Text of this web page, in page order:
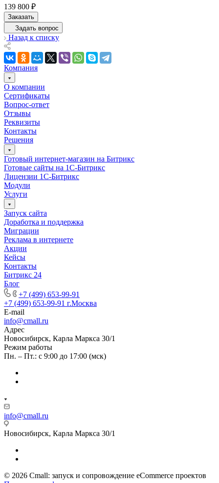
139 800 ₽
Заказать
Задать вопрос
Назад к списку
Компания
О компании
Сертификаты
Вопрос-ответ
Отзывы
Реквизиты
Контакты
Решения
Готовый интернет-магазин на Битрикс
Готовые сайты на 1С-Битрикс
Лицензии 1С-Битрикс
Модули
Услуги
Запуск сайта
Доработка и поддержка
Миграции
Реклама в интернете
Акции
Кейсы
Контакты
Битрикс 24
Блог
+7 (499) 653-99-91
+7 (499) 653-99-91 г.Москва
E-mail
info@cmall.ru
Адрес
Новосибирск, Карла Маркса 30/1
Режим работы
Пн. – Пт.: с 9:00 до 17:00 (мск)
info@cmall.ru
Новосибирск, Карла Маркса 30/1
© 2026 Cmall: запуск и сопровождение eCommerce проектов